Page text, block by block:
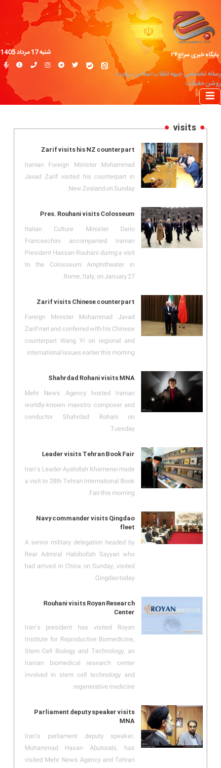
پایگاه خبری سراج۲۴
رسانه تخصصی جبهه انقلاب اسلامی؛ روایت
روشن حقیقت
شنبه 17 مرداد 1405
visits
Zarif visits his NZ counterpart
Iranian Foreign Minister Mohammad
Javad Zarif visited his counterpart in
New Zealand on Sunday.
Pres. Rouhani visits Colosseum
Italian Culture Minister Dario
Franceschini accompanied Iranian
President Hassan Rouhani during a visit
to the Colosseum Amphitheater in
Rome, Italy, on January 27.
Zarif visits Chinese counterpart
Foreign Minister Mohammad Javad
Zarif met and conferred with his Chinese
counterpart Wang Yi on regional and
international issues earlier this morning.
Shahrdad Rohani visits MNA
Mehr News Agency hosted Iranian
worldly-known maestro composer and
conductor Shahrdad Rohani on
Tuesday.
Leader visits Tehran Book Fair
Iran’s Leader Ayatollah Khamenei made
a visit to 28th Tehran International Book
Fair this morning.
Navy commander visits Qingdao
fleet
A senior military delegation headed by
Rear Admiral Habibollah Sayyari who
had arrived in China on Sunday, visited
Qingdao today.
Rouhani visits Royan Research
Center
Iran’s president has visited Royan
Institute for Reproductive Biomedicine,
Stem Cell Biology and Technology, an
Iranian biomedical research center
involved in stem cell technology and
regenerative medicine.
Parliament deputy speaker visits
MNA
Iran’s parliament deputy speaker,
Mohammad Hasan Abutorabi, has
visited Mehr News Agency and Tehran